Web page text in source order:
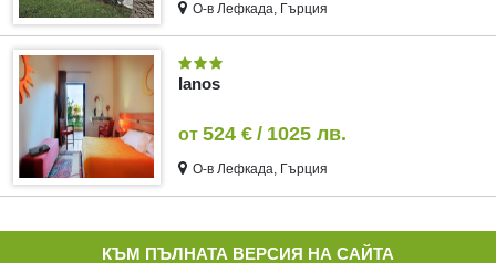
О-в Лефкада, Гърция
Ianos
от 524 € / 1025 лв.
О-в Лефкада, Гърция
КЪМ ПЪЛНАТА ВЕРСИЯ НА САЙТА